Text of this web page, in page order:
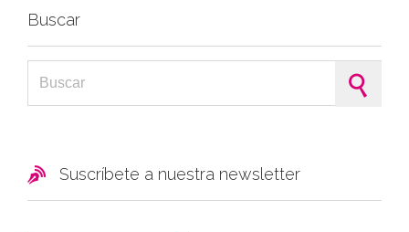
Buscar
 Suscríbete a nuestra newsletter